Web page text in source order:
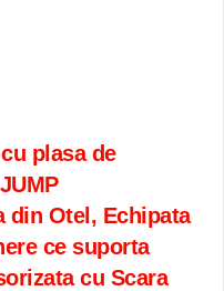
plasa de
din Otel, Echipata
ce suporta
cu Scara